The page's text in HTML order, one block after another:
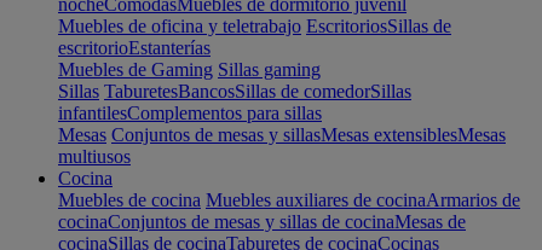
nocheComodasMuebles de dormitorio juvenil
Muebles de oficina y teletrabajo EscritoriosSillas de
escritorioEstanterías
Muebles de Gaming Sillas gaming
Sillas TaburetesBancosSillas de comedorSillas
infantilesComplementos para sillas
Mesas Conjuntos de mesas y sillasMesas extensiblesMesas
multiusos
Cocina
Muebles de cocina Muebles auxiliares de cocinaArmarios de
cocinaConjuntos de mesas y sillas de cocinaMesas de
cocinaSillas de cocinaTaburetes de cocinaCocinas